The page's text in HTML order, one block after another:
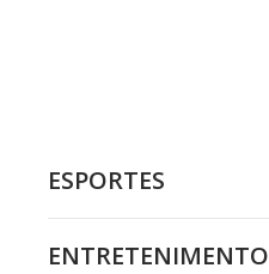
ESPORTES
ENTRETENIMENTO